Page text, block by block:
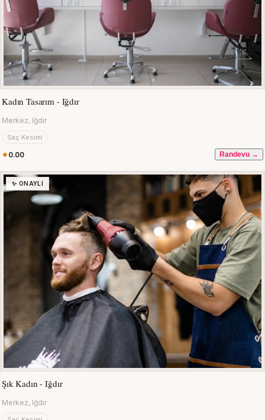
Kadın Tasarım - Iğdır
Merkez, Iğdır
Saç Kesimi
0.00 Randevu →
✨ ONAYLI
Şık Kadın - Iğdır
Merkez, Iğdır